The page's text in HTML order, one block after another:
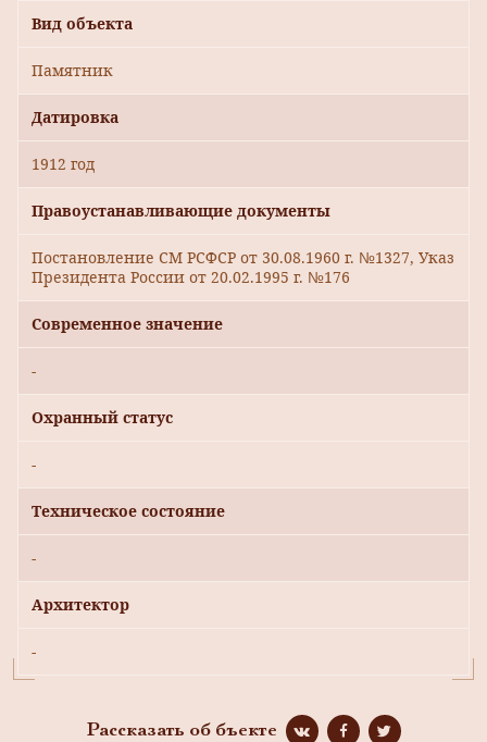
Вид объекта
Памятник
Датировка
1912 год
Правоустанавливающие документы
Постановление СМ РСФСР от 30.08.1960 г. №1327, Указ
Президента России от 20.02.1995 г. №176
Современное значение
-
Охранный статус
-
Техническое состояние
-
Архитектор
-
Рассказать об бъекте